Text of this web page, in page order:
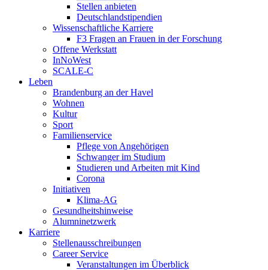
Stellen anbieten
Deutschlandstipendien
Wissenschaftliche Karriere
F3 Fragen an Frauen in der Forschung
Offene Werkstatt
InNoWest
SCALE-C
Leben
Brandenburg an der Havel
Wohnen
Kultur
Sport
Familienservice
Pflege von Angehörigen
Schwanger im Studium
Studieren und Arbeiten mit Kind
Corona
Initiativen
Klima-AG
Gesundheitshinweise
Alumninetzwerk
Karriere
Stellenausschreibungen
Career Service
Veranstaltungen im Überblick